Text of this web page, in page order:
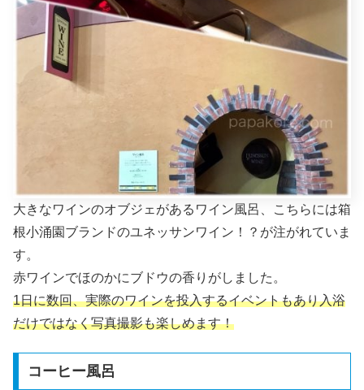
大きなワインのオブジェがあるワイン風呂、こちらには箱
根小涌園ブランドのユネッサンワイン！？が注がれていま
す。
赤ワインでほのかにブドウの香りがしました。
1日に数回、実際のワインを投入するイベントもあり入浴
だけではなく写真撮影も楽しめます！
コーヒー風呂